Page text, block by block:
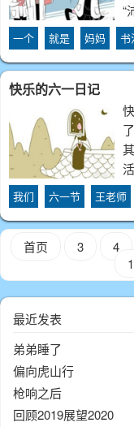
“
一个 就是 妈妈 书
快乐的六一日记
我们 六一节 王老师
首页 3 4
最近发表
弟弟睡了
偏向虎山行
枪响之后
回顾2019展望2020